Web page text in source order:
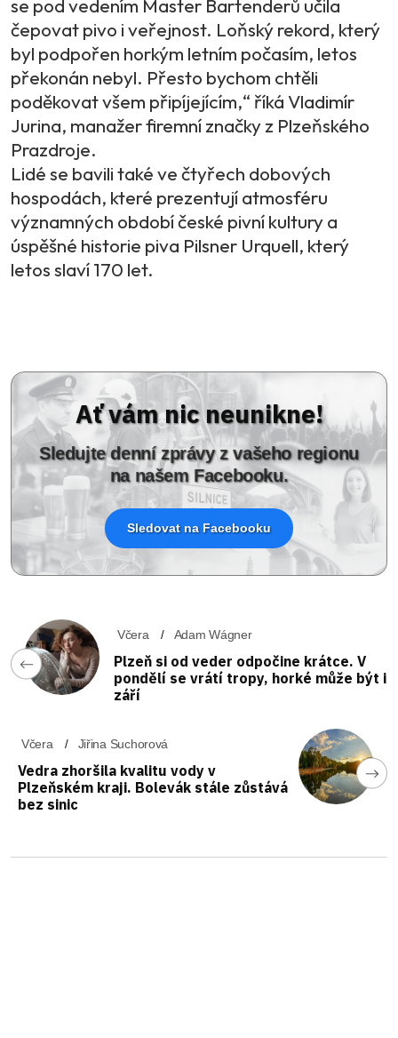
se pod vedením Master Bartenderů učila
čepovat pivo i veřejnost. Loňský rekord, který
byl podpořen horkým letním počasím, letos
překonán nebyl. Přesto bychom chtěli
poděkovat všem připíjejícím,“ říká Vladimír
Jurina, manažer firemní značky z Plzeňského
Prazdroje.
Lidé se bavili také ve čtyřech dobových
hospodách, které prezentují atmosféru
významných období české pivní kultury a
úspěšné historie piva Pilsner Urquell, který
letos slaví 170 let.
Ať vám nic neunikne!
Sledujte denní zprávy z vašeho regionu
na našem Facebooku.
Sledovat na Facebooku
Včera Adam Wágner
Plzeň si od veder odpočine krátce. V
pondělí se vrátí tropy, horké může být i
září
Včera Jiřina Suchorová
Vedra zhoršila kvalitu vody v
Plzeňském kraji. Bolevák stále zůstává
bez sinic